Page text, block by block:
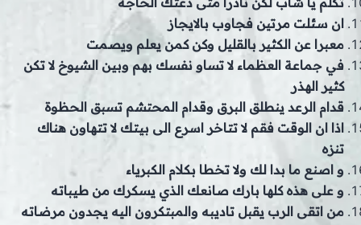
ان سئلت مرتين فجاوب بالايجاز
معبرا عن الكثير بالقليل وكن كمن يعلم ويصمت
في جماعة العظماء لا تساو نفسك بهم وبين الشيوخ لا تكن
كثير الهذر
قدام الرعد ينطلق البرق وقدام المحتشم تسبق الحظوة
اذا ان الوقت فقم لا تتاخر اسرع الى بيتك لا تتهاون هناك
تنزه
و اصنع ما بدا لك ولا تخطا بكلام الكبرياء
و على هذه كلها بارك صانعك الذي يسكرك من طيباته
من اتقى الرب يقبل تاديبه والمبتكرون اليه يجدون مرضاته